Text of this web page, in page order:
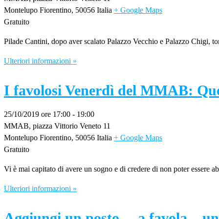
Montelupo Fiorentino, 50056 Italia + Google Maps
Gratuito
Pilade Cantini, dopo aver scalato Palazzo Vecchio e Palazzo Chigi,
Ulteriori informazioni »
I favolosi Venerdì del MMAB:
25/10/2019 ore 17:00 - 19:00
MMAB, piazza Vittorio Veneto 11
Montelupo Fiorentino, 50056 Italia + Google Maps
Gratuito
Vi è mai capitato di avere un sogno e di credere di non poter essere
Ulteriori informazioni »